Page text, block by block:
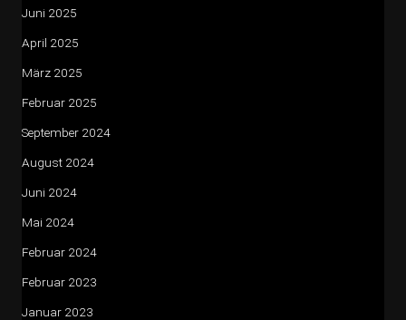
Juni 2025
April 2025
März 2025
Februar 2025
September 2024
August 2024
Juni 2024
Mai 2024
Februar 2024
Februar 2023
Januar 2023